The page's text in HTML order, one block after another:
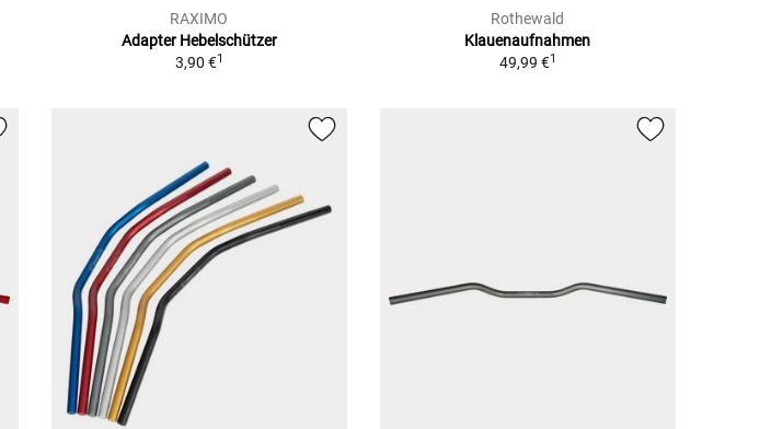
RAXIMO
Adapter Hebelschützer
3,90 €1
Rothewald
Klauenaufnahmen
49,99 €1